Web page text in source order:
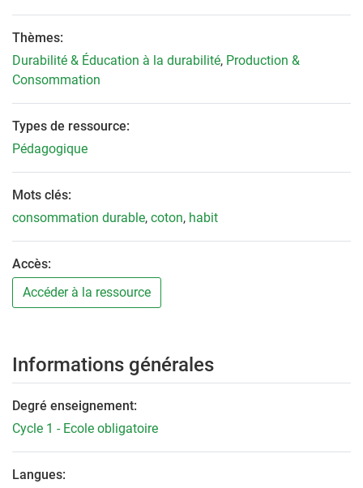
Thèmes:
Durabilité & Éducation à la durabilité, Production &
Consommation
Types de ressource:
Pédagogique
Mots clés:
consommation durable, coton, habit
Accès:
Accéder à la ressource
Informations générales
Degré enseignement:
Cycle 1 - Ecole obligatoire
Langues: